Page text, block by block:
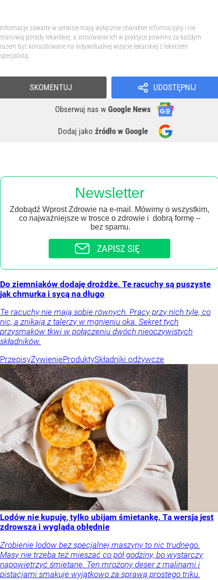
Informacje zawarte w serwisie mają wyłącznie charakter informacyjny i nie
stanowią porady lekarskiej, a stosowanie ich w praktyce powinno za każdym
razem być konsultowane na indywidualnej wizycie lekarskiej z lekarzem
specjalistą.
UDOSTĘPNIJ
Obserwuj nas w Google News
Dodaj jako źródło w Google
SKOMENTUJ
Newsletter
Zdobądź Wprost Zdrowie na e-mail. Mówimy o wszystkim,
co najważniejsze w trosce o zdrowie i dobrą formę –
bez spamu.
ZAPISZ SIĘ
Do ziemniaków dodaję drożdże. Te racuchy są puszyste
jak chmurka i sycą na długo
Te racuchy nie mają sobie równych. Pracy przy nich tyle, co
nic, a znikają z talerzy w mgnieniu oka. Sekret tych
przysmaków tkwi w połączeniu dwóch nieoczywistych
składników.
PrzepisyŻywienieProduktySkładniki odżywcze
Lodów nie kupuję, tylko ubijam śmietankę. Ta wersja jest
zdrowsza i wygląda obłędnie
Zrobienie lodów bez specjalnej maszyny to nic trudnego.
Masy nie trzeba też mieszać co pół godziny, bo wystarczy
napowietrzyć śmietanę. Ten mrożony deser z malinami i
pistacjami smakuje wyjątkowo za sprawą prostego triku.